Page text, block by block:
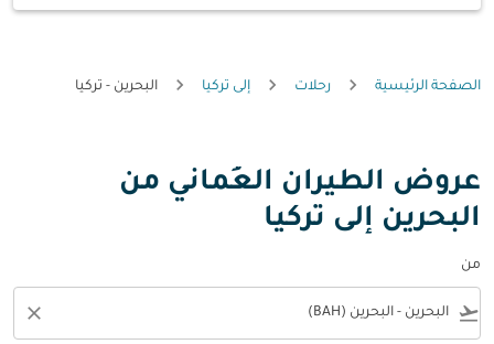
الصفحة الرئيسية رحلات إلى تركيا البحرين - تركيا
عروض الطيران العُماني من
البحرين إلى تركيا
من
flight_takeoff
close